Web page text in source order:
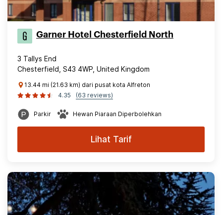
Garner Hotel Chesterfield North
3 Tallys End
Chesterfield, S43 4WP, United Kingdom
13.44 mi (21.63 km) dari pusat kota Alfreton
4.35
(63 reviews)
Parkir Hewan Piaraan Diperbolehkan
Lihat Tarif